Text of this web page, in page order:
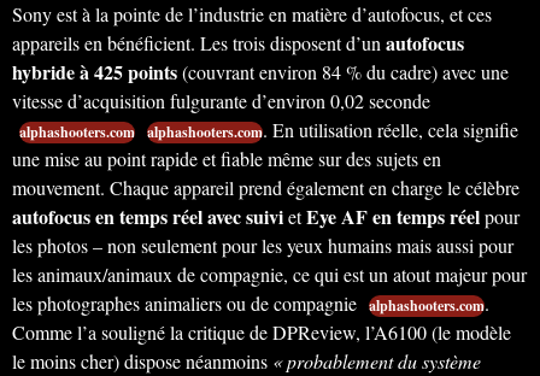
Sony est à la pointe de l’industrie en matière d’autofocus, et ces
appareils en bénéficient. Les trois disposent d’unautofocus
hybride à 425 points(couvrant environ 84 % du cadre) avec une
vitesse d’acquisition fulgurante d’environ 0,02 seconde
alphashooters.com alphashooters.com. En utilisation réelle, cela signifie
une mise au point rapide et fiable même sur des sujets en
mouvement. Chaque appareil prend également en charge le célèbre
autofocus en temps réel avec suivietEye AF en temps réelpour
les photos – non seulement pour les yeux humains mais aussi pour
les animaux/animaux de compagnie, ce qui est un atout majeur pour
les photographes animaliers ou de compagnie alphashooters.com.
Comme l’a souligné la critique de DPReview, l’A6100 (le modèle
le moins cher) dispose néanmoins « probablement du système